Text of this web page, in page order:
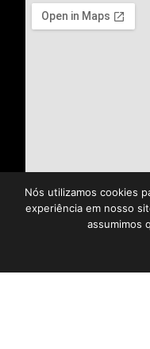
Nós utilizamos cookies
experiência em nosso
assumimos